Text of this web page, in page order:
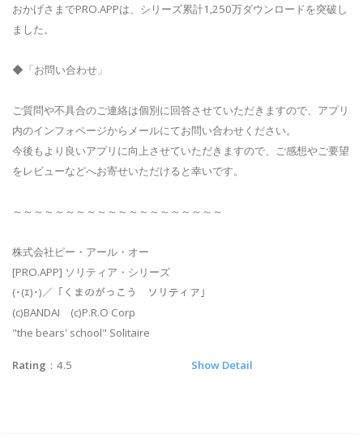
おかげさまでPRO.APPは、シリーズ累計1,250万ダウンロードを突破し
ました。
◆「お問い合わせ」
ご質問や不具合のご連絡は個別に回答させていただきますので、アプリ
内のインフォページからメールにてお問い合わせください。
今後もより良いアプリに向上させていただきますので、ご感想やご要望
をレビューなどへお寄せいただけると幸いです。
～～～～～～～～～～～～～～～～～～～～
株式会社ピー・アール・オー
[PRO.APP] ソリティア・シリーズ
(･(ｴ)･)／「くまのがっこう ソリティア」
(c)BANDAI (c)P.R.O Corp
"the bears' school" Solitaire
Rating ：4.5 Show Detail